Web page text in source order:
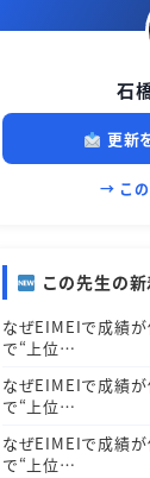
石
更新
→ この
この先生の
なぜEIMEIで成績
で“上位…
なぜEIMEIで成績
で“上位…
なぜEIMEIで成績
で“上位…